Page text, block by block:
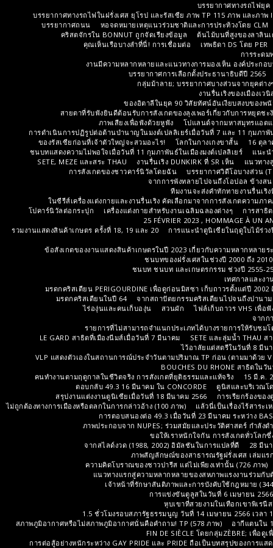
บรรยากาศทางรถไฟยุค
บรรยากาศทางรถไฟในฝรั่งเศส ยุโรป และรัสเซีย ภาพ TP 115 ภาพ และภาพ
บรรยากาศถนน
หอจดหมายเหตุแนวร่วมชาติและการประท้วงโดย CLM
คริสตจักรใน BONNUT ถูกจัดเรียงข้อมูล
ต้นไม้บนที่สูงของลาลินเ
คุณเห็นเรือบางลำที่นี่! การเชื่อมต่อ
เทพธิดา DS โดย PER
การระด
งานมีความหลากหลายและแนวทางการมองเห็น องค์ประกอ
บรรยากาศการเลือกตั้งประธานาธิบดีปี 2565
กลุ่มม้าลาย; บรรยากาศบางส่วนจากยุคต่าง
งานรื่นเริงของเมืองเว
ของอิตาลีในยุค 90 วิสัยทัศน์อันเงียบสงบของพ
สายตาที่รับฟังยินดีต้อนรับการสังเกตของลุงเพอร์เกี่ยวกับการหยุดช
ภาพเสียงเพื่อฟังด้วยหูฟัง
โปแลนด์จากมหาสมุทรแอต
การดำเนินการปฏิรูปต่อต้านบำนาญในมงต์เปลลิเยร์เมื่อวันที่ 7 และ 11 กุมภาพั
ของรัสเซียก่อนที่เจ้าตัวใหญ่จะสวมอะไร!
โลกในกางเกงขาสั้น
16 ตุล
ชนบทแสดงความไม่พอใจเมื่อวันที่ 11 กุมภาพันธ์ในเมืองมงต์เปลลิเยร์
แนะน
SETE, MEZE และสระ THAU
งานรื่นเริง DUNKIRK ที่ SR เห็น
แนวทาง
การสังเกตของชาวคาร์นิวัลโดยฉัน
บรรยากาศวิดีโอบางส่วน
จากการพังทลายไปจนถึงโอปอล ข้างสน
ทีมงานจะส่งคำทักทายงานรื่นเริ
ในซีรีส์เครื่องแต่งกายและงานรื่นเริง คัดเลือกมาจากการสังเกตความภา
โปคาร์นิวัลต่อกระปุก
เครื่องแต่งกายสำหรับงานเฉลิมฉลองต่างๆ
การสาธิ
25 FÉVRIER 2023 , HOMMAGE À UN
รวมงานแสดงสินค้าเกษตร ครั้งที่ 18, 19 และ 20
การแนะนำตูนิเซียในฤดูใบไม้ร่ว
ข้อสังเกตของงานแสดงสินค้าเกษตรในปี 2023 เกี่ยวกับความหลากหลาย
ชนบทของฝรั่งเศสในช่วงปี 2000 ถึง
ชนบท ชนบท และเกษตรกรรม ช่วงปี 2555-
เทศกาลและงา
มรดกคริสเตียน PERIGOURDINE เพื่อดูก่อนมิสซา เก็บถาวรตั้งแต่ปี 2002
มรดกคริสเตียนในปี 64
จากสถาปัตยกรรมคริสเตียนไปจนถึงปานา
ไร่องุ่นและคนเก็บองุ่น
สวนผัก
ไฟล์เก็บถาวร VHS เพื่อ
จากก
รายการที่ไม่สามารถจำแนกประเภทได้บางรายการให้รับชม
LE GARD สาธิตที่เมืองนีมส์เมื่อวันที่ 7 มีนาคม
SETE และลุ่มน้ำ THAU
ไว้อาลัยแด่สตรีในวันที่ 8 มีนา
VLP แสดงตัวเองในสถานการณ์ประจำวันตามปริมาณ TP ก่อน (ตามมาด้วย
BOUCHES DU RHONE สาธิตใน
คนทำงานตามฤดูกาลในชีวิตจริง การสังเกตที่ยุติธรรมและแท้จริง
15 มี.ค.
ตอบกลับ 49.3 16 มีนาคม ใน CONCORDE
ตูนิสและบริเวณโ
สรุปงานแต่งงานตูนิเซียเมื่อวันที่ 18 มีนาคม 2566
การเรียกร้องขอ
ไม่ถูกต้องทางการเมืองหรือตลกในการกล่าวอ้าง (100 ภาพ)
แล้วนี่เป็นเรื่องไร้สาระ
การตอบสนองต่อ 49.3 เมื่อวันที่ 23 มีนาคม ระหว่าง
ภาพประกอบจาก NUPES; ร่วมสมัยและประวัติศาสตร์ กำลัง
ขอให้เราหนักใจกัน การสังเกตทั่วโลก
จากสไลด์งวด (1988, 2002) อิมัลชันในการแปลที่ดี
28 มีน
ภาพสัญลักษณ์ของสาธารณรัฐฝรั่งเศส เล่มแร
ความคิดโบราณของชาวปารีส แต่ไม่เพียงเท่านั้น (726 ภาพ)
แนวทางแรกสู่ความหลากหลายของสหภาพแรงงานร่วมกับ
เจ้าหน้าที่รักษาสันติภาพและการบังคับใช้กฎหมาย
การแข่งขันตูลูสในวันที่ 6 เมษายน
หุบเขาที่สวยงามในเทือกเขาพิเรนี
1.5 ชั่วโมงรอบสภารัฐธรรมนูญ วันที่ 14 เมษายน 2566 เวลา
สภาพภูมิอากาศหรือไม่สภาพภูมิอากาศนั่นคือคำถาม! TP (578 ภาพ)
อากีแตนใน
FIN DE SIÈCLE โดยกลุ่มZÈBRE; เพื่อดู
การต่อสู้อย่างหนักระหว่าง GAY PRIDE และ PRIDE ถือเป็นบทสรุปของการแ